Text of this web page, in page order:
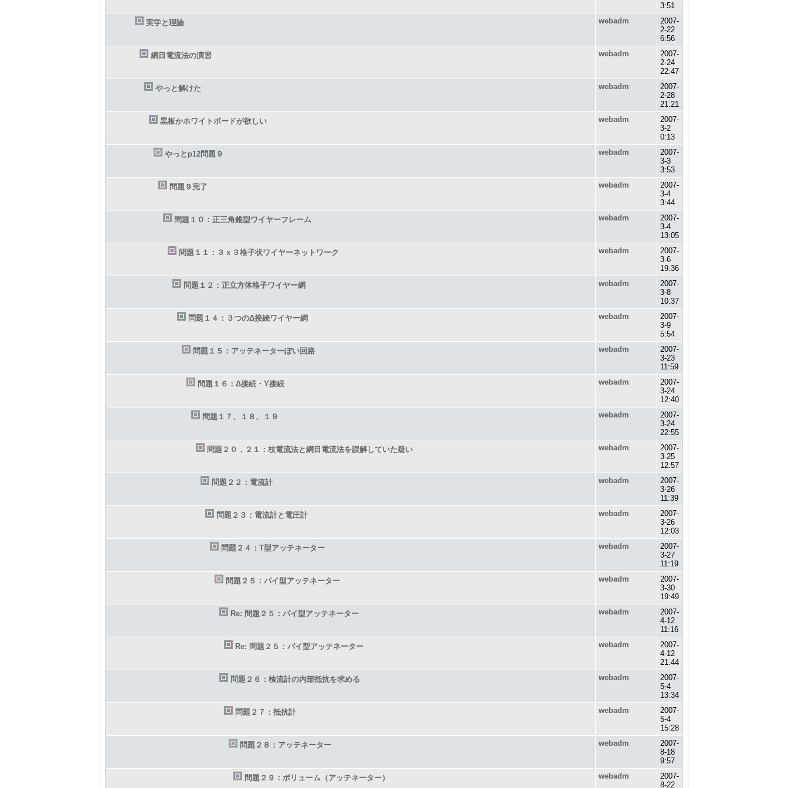
3:51
実学と理論
webadm
2007-
2-22
6:56
網目電流法の演習
webadm
2007-
2-24
22:47
やっと解けた
webadm
2007-
2-28
21:21
黒板かホワイトボードが欲しい
webadm
2007-
3-2
0:13
やっとp12問題９
webadm
2007-
3-3
3:53
問題９完了
webadm
2007-
3-4
3:44
問題１０：正三角錐型ワイヤーフレーム
webadm
2007-
3-4
13:05
問題１１：３ｘ３格子状ワイヤーネットワーク
webadm
2007-
3-6
19:36
問題１２：正立方体格子ワイヤー網
webadm
2007-
3-8
10:37
問題１４：３つのΔ接続ワイヤー網
webadm
2007-
3-9
5:54
問題１５：アッテネーターぽい回路
webadm
2007-
3-23
11:59
問題１６：Δ接続・Y接続
webadm
2007-
3-24
12:40
問題１７、１８、１９
webadm
2007-
3-24
22:55
問題２０，２１：枝電流法と網目電流法を誤解していた疑い
webadm
2007-
3-25
12:57
問題２２：電流計
webadm
2007-
3-26
11:39
問題２３：電流計と電圧計
webadm
2007-
3-26
12:03
問題２４：T型アッテネーター
webadm
2007-
3-27
11:19
問題２５：パイ型アッテネーター
webadm
2007-
3-30
19:49
Re: 問題２５：パイ型アッテネーター
webadm
2007-
4-12
11:16
Re: 問題２５：パイ型アッテネーター
webadm
2007-
4-12
21:44
問題２６：検流計の内部抵抗を求める
webadm
2007-
5-4
13:34
問題２７：抵抗計
webadm
2007-
5-4
15:28
問題２８：アッテネーター
webadm
2007-
8-18
9:57
問題２９：ボリューム（アッテネーター）
webadm
2007-
8-22